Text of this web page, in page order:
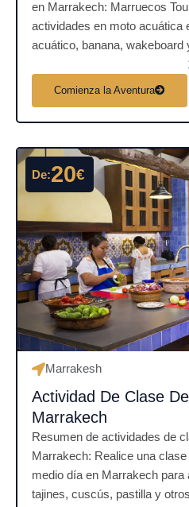
en Marrakech: Marruecos
actividades en moto acuática
acuático, banana, wakeboard
Comienza la Aventura
De:20€
Marrakesh
Actividad De Clase
Marrakech
Resumen de actividades de
Marrakech: Realice una
medio día en Marrakech para
tajines, cuscús, pastilla y